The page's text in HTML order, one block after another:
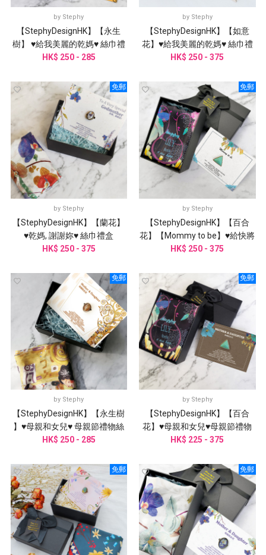
by Stephy
【StephyDesignHK】【永生
樹】 ♥給我美麗的乾媽♥ 絲巾禮
盒
HK$ 250 - 285
by Stephy
【StephyDesignHK】【如意
花】♥給我美麗的乾媽♥ 絲巾禮
盒
HK$ 250 - 375
免郵
by Stephy
【StephyDesignHK】【蘭花】
♥乾媽, 謝謝妳♥ 絲巾禮盒
HK$ 250 - 375
免郵
by Stephy
【StephyDesignHK】【百合
花】【Mommy to be】♥給快將
當媽媽的妳♥絲巾禮盒
HK$ 250 - 375
免郵
by Stephy
【StephyDesignHK】【永生樹
】♥母親和女兒♥ 母親節禮物絲
巾禮盒
HK$ 250 - 285
免郵
by Stephy
【StephyDesignHK】【百合
花】♥母親和女兒♥母親節禮物
絲巾禮盒
HK$ 225 - 375
免郵 免郵